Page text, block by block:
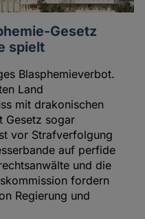
Gesetz
spielt
Blasphemieverbot.
Land
mit drakonischen
Gesetz sogar
vor Strafverfolgung
auf perfide
und die
fordern
Regierung und